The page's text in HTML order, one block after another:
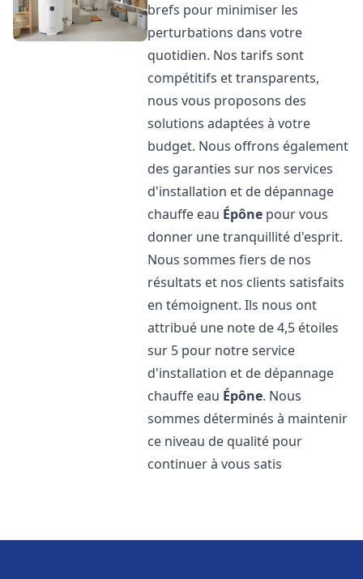
brefs pour minimiser les
perturbations dans votre
quotidien. Nos tarifs sont
compétitifs et transparents,
nous vous proposons des
solutions adaptées à votre
budget. Nous offrons également
des garanties sur nos services
d'installation et de dépannage
chauffe eau Épône pour vous
donner une tranquillité d'esprit.
Nous sommes fiers de nos
résultats et nos clients satisfaits
en témoignent. Ils nous ont
attribué une note de 4,5 étoiles
sur 5 pour notre service
d'installation et de dépannage
chauffe eau Épône. Nous
sommes déterminés à maintenir
ce niveau de qualité pour
continuer à vous satis